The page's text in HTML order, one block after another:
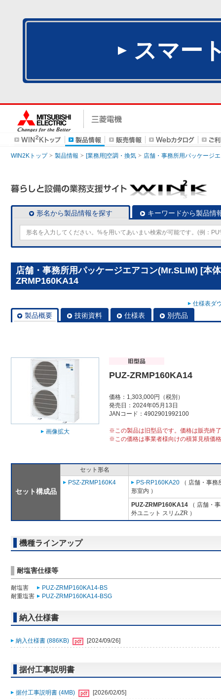
スマー
WIN2Kトップ 製品情報 [業務用]空調・換気 店舗・事務所用パッケージ
形名から製品情報を探す キーワードから製品情
店舗・事務所用パッケージエアコン(Mr.SLIM) [本
ZRMP160KA14
仕様表ダ
製品概要 技術資料 仕様表 別売品
画像拡大
PUZ-ZRMP160KA14
価格：1,303,000円（税別）
発売日：2024年05月13日
JANコード：4902901992100
※この製品は旧型品です。価格は販売終
※この価格は事業者様向けの積算見積価
セット構成品
セット形名
PSZ-ZRMP160K4
PS-RP160KA20 （ 店舗・事
形室内 ）
PUZ-ZRMP160KA14 （ 店舗・
外ユニット スリムZR ）
機種ラインアップ
耐塩害仕様等
耐塩害
PUZ-ZRMP160KA14-BS
耐重塩害
PUZ-ZRMP160KA14-BSG
納入仕様書
納入仕様書 (886KB) [2024/09/26]
据付工事説明書
据付工事説明書 (4MB) [2026/02/05]